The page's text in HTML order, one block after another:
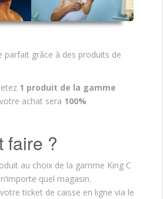
parfait grâce à des produits de
1 produit de la gamme
achat sera 100%
faire ?
au choix de la gamme King C
quel magasin.
ticket de caisse en ligne via le